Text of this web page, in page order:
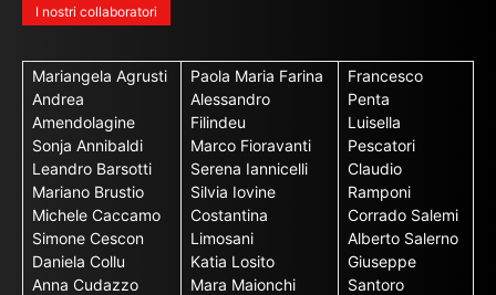
I nostri collaboratori
Mariangela Agrusti
Andrea
Amendolagine
Sonja Annibaldi
Leandro Barsotti
Mariano Brustio
Michele Caccamo
Simone Cescon
Daniela Collu
Anna Cudazzo
Paola Maria Farina
Alessandro
Filindeu
Marco Fioravanti
Serena Iannicelli
Silvia Iovine
Costantina
Limosani
Katia Losito
Mara Maionchi
Francesco
Penta
Luisella
Pescatori
Claudio
Ramponi
Corrado Salemi
Alberto Salerno
Giuseppe
Santoro